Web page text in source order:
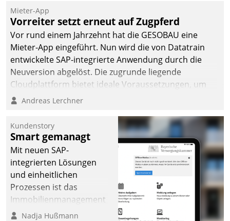
Die monatlichen
Mitteilungen zum
Heizungs- und
Wasserverbrauch gehen
automatisiert, vollständig
und auf Wunsch über
mehrere zuvor
Kommunikationswege bei
Mieter-App
Vorreiter setzt erneut auf Zugpferd
Vor rund einem Jahrzehnt hat die GESOBAU eine
Mieter-App eingeführt. Nun wird die von Datatrain
entwickelte SAP-integrierte Anwendung durch die
Neuversion abgelöst. Die zugrunde liegende
Cloudplattform bietet ideale Voraussetzungen, um
die Funktionalität der App zu erweitern und weitere
integrieren.
Andreas Lerchner
Kundenstory
Smart gemanagt
Mit neuen SAP-
integrierten Lösungen
und einheitlichen
Prozessen ist das
Immobilienmanagement
der Bayerischen
Nadja Hußmann